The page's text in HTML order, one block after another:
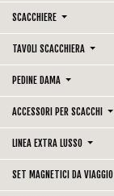
SCACCHIERE
TAVOLI SCACCHIERA
PEDINE DAMA
ACCESSORI PER SCACCHI
LINEA EXTRA LUSSO
SET MAGNETICI DA VIAGGIO